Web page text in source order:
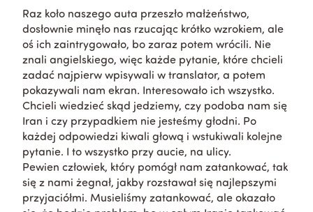
Raz koło naszego auta przeszło małżeństwo,
dosłownie minęło nas rzucając krótko wzrokiem, ale
oś ich zaintrygowało, bo zaraz potem wrócili. Nie
znali angielskiego, więc każde pytanie, które chcieli
zadać najpierw wpisywali w translator, a potem
pokazywali nam ekran. Interesowało ich wszystko.
Chcieli wiedzieć skąd jedziemy, czy podoba nam się
Iran i czy przypadkiem nie jesteśmy głodni. Po
każdej odpowiedzi kiwali głową i wstukiwali kolejne
pytanie. I to wszystko przy aucie, na ulicy.
Pewien człowiek, który pomógł nam zatankować, tak
się z nami żegnał, jakby rozstawał się najlepszymi
przyjaciółmi. Musieliśmy zatankować, ale okazało